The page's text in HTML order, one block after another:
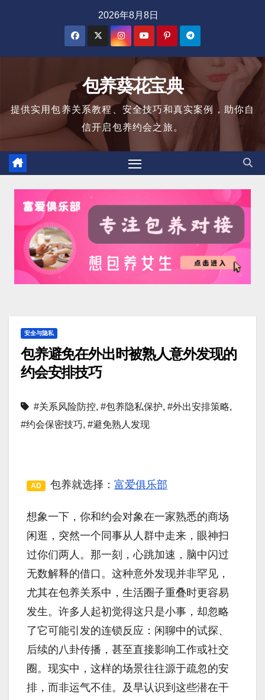
2026年8月8日
包养葵花宝典
提供实用包养关系教程、安全技巧和真实案例，助你自
信开启包养约会之旅。
安全与隐私
包养避免在外出时被熟人意外发现的
约会安排技巧
#关系风险防控, #包养隐私保护, #外出安排策略,
#约会保密技巧, #避免熟人发现
AD 包养就选择： 富爱俱乐部
想象一下，你和约会对象在一家熟悉的商场
闲逛，突然一个同事从人群中走来，眼神扫
过你们两人。那一刻，心跳加速，脑中闪过
无数解释的借口。这种意外发现并非罕见，
尤其在包养关系中，生活圈子重叠时更容易
发生。许多人起初觉得这只是小事，却忽略
了它可能引发的连锁反应：闲聊中的试探、
后续的八卦传播，甚至直接影响工作或社交
圈。现实中，这样的场景往往源于疏忽的安
排，而非运气不佳。及早认识到这些潜在干